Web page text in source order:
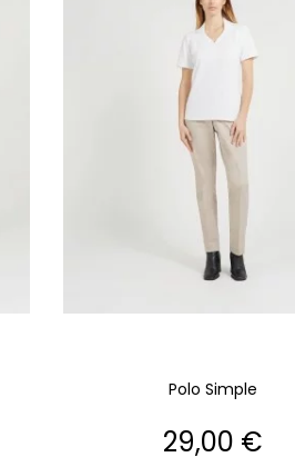
Polo Simple
Prix
29,00 €